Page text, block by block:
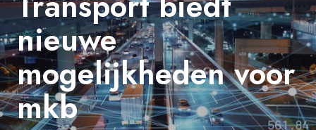
nieuwe
mogelijkheden voor
mkb